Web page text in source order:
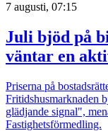
7 augusti, 07:15
Juli bjöd på
väntar en
Priserna på
Fritidshusmarknaden
glädjande signal",
Fastighetsförmedling.